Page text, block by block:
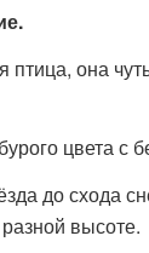
птица, она
цвета
до схода
высоте.